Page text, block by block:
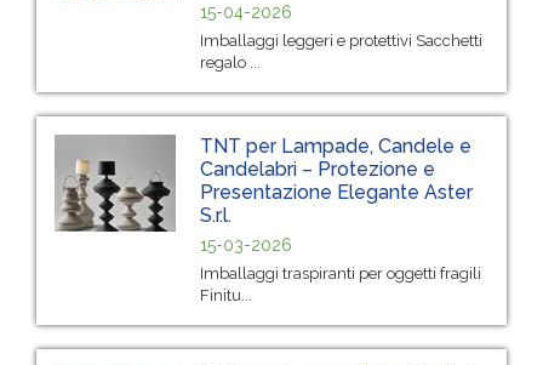
15-04-2026
Imballaggi leggeri e protettivi Sacchetti
regalo ...
TNT per Lampade, Candele e
Candelabri – Protezione e
Presentazione Elegante Aster
S.r.l.
15-03-2026
Imballaggi traspiranti per oggetti fragili
Finitu...